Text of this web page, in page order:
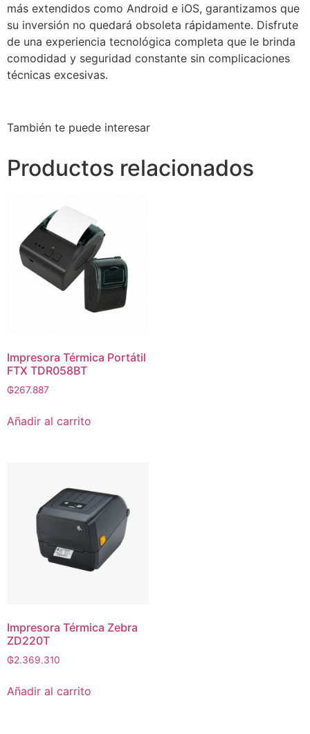
más extendidos como Android e iOS, garantizamos que
su inversión no quedará obsoleta rápidamente. Disfrute
de una experiencia tecnológica completa que le brinda
comodidad y seguridad constante sin complicaciones
técnicas excesivas.
También te puede interesar
Productos relacionados
Impresora Térmica Portátil
FTX TDR058BT
₲267.887
Añadir al carrito
Impresora Térmica Zebra
ZD220T
₲2.369.310
Añadir al carrito